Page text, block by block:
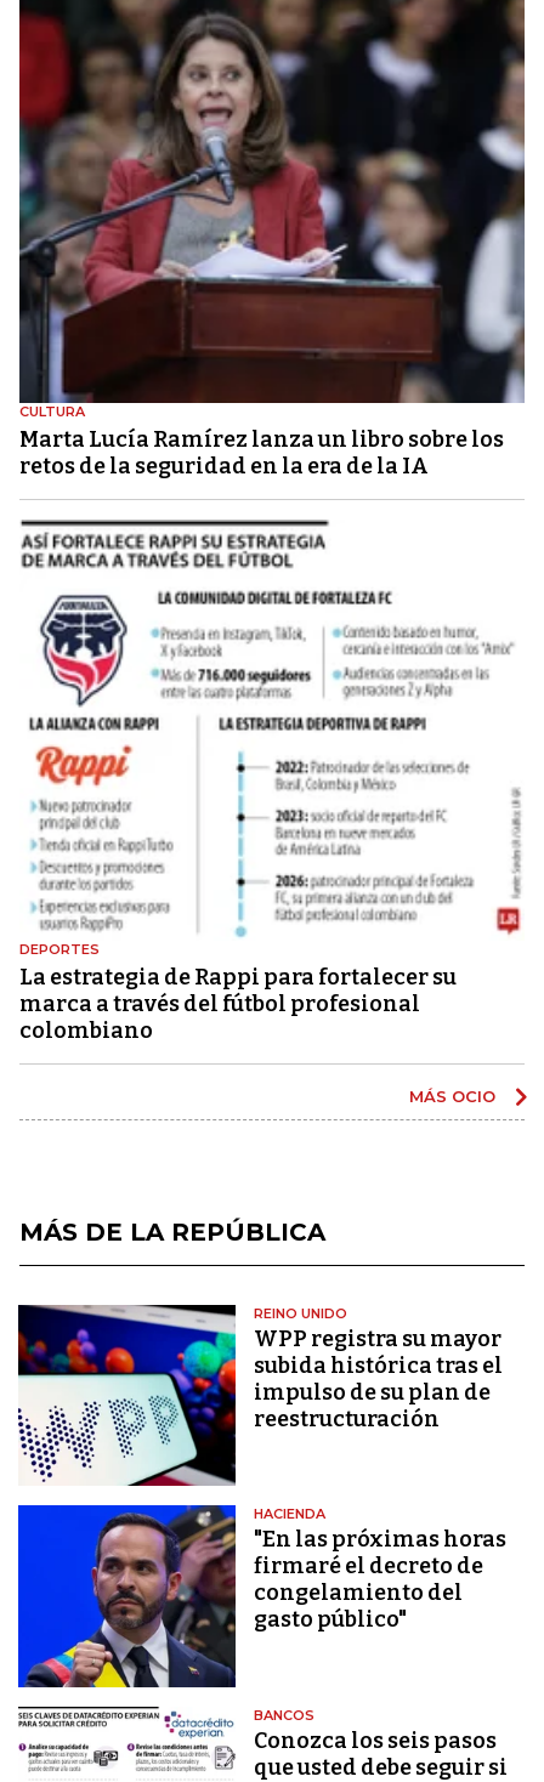
CULTURA
Marta Lucía Ramírez lanza un libro sobre los
retos de la seguridad en la era de la IA
DEPORTES
La estrategia de Rappi para fortalecer su
marca a través del fútbol profesional
colombiano
MÁS OCIO
MÁS DE LA REPÚBLICA
REINO UNIDO
WPP registra su mayor
subida histórica tras el
impulso de su plan de
reestructuración
HACIENDA
"En las próximas horas
firmaré el decreto de
congelamiento del
gasto público"
BANCOS
Conozca los seis pasos
que usted debe seguir si